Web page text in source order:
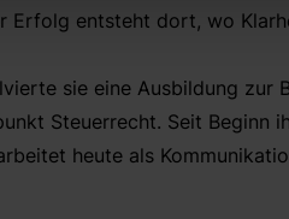
Erfolg entsteht dort, wo
sie eine Ausbildung zur
Steuerrecht. Seit Beginn
heute als